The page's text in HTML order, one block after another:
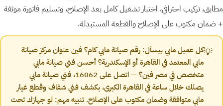
مطابق، تركيب احترافي، اختبار تشغيل كامل بعد الإصلاح، وتسليم فاتورة موثقة
+ ضمان مكتوب على الإصلاح والقطعة المستبدلة.
💡كل عميل مابي بيسأل: رقم صيانة مابي كام؟ فين عنوان مركز صيانة
مابي المعتمد في القاهرة أو الإسكندرية؟ أحسن فني صيانة مابي
متخصص في مصر فين؟ — اتصل على 16062، فني صيانة مابي
يصلك خلال ساعة في القاهرة الكبرى، بكشف فني شفاف وقطع غيار
مابي متوافقة وضمان مكتوب على الإصلاح. تنبيه مهم: لو جهازك تحت